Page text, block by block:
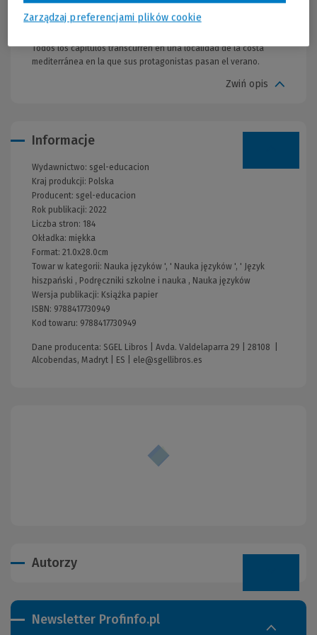
irregulares. Transcripción de las audiciones. Vídeos nuevos cada
Todos los capítulos transcurren en una localidad de la costa
mediterránea en la que sus protagonistas pasan el verano.
Zwiń opis
Informacje
Wydawnictwo: sgel-educacion
Kraj produkcji: Polska
Producent: sgel-educacion
Rok publikacji: 2022
Liczba stron: 184
Okładka: miękka
Format: 21.0x28.0cm
Towar w kategorii: Nauka języków ', ' Nauka języków ', ' Język
hiszpański , Podręczniki szkolne i nauka , Nauka języków
Wersja publikacji: Książka papier
ISBN: 9788417730949
Kod towaru: 9788417730949
Dane producenta: SGEL Libros | Avda. Valdelaparra 29 | 28108 |
Alcobendas, Madryt | ES | ele@sgellibros.es
Autorzy
Newsletter Profinfo.pl
Zarządzaj preferencjami plików cookie